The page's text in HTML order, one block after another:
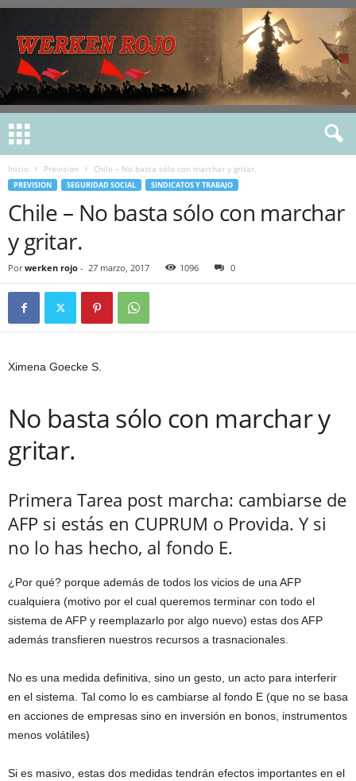
Inicio Prevision Chile – No basta sólo con marchar y gritar.
PREVISION SEGURIDAD SOCIAL SINDICATOS Y TRABAJO
Chile – No basta sólo con marchar
y gritar.
Por werken rojo - 27 marzo, 2017 1096 0
Ximena Goecke S.
No basta sólo con marchar y
gritar.
Primera Tarea post marcha: cambiarse de
AFP si estás en CUPRUM o Provida. Y si
no lo has hecho, al fondo E.
¿Por qué? porque además de todos los vicios de una AFP
cualquiera (motivo por el cual queremos terminar con todo el
sistema de AFP y reemplazarlo por algo nuevo) estas dos AFP
además transfieren nuestros recursos a trasnacionales.
No es una medida definitiva, sino un gesto, un acto para interferir
en el sistema. Tal como lo es cambiarse al fondo E (que no se basa
en acciones de empresas sino en inversión en bonos, instrumentos
menos volátiles)
Si es masivo, estas dos medidas tendrán efectos importantes en el